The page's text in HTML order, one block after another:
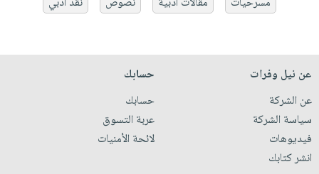
عن نيل وفرات
عن الشركة
سياسة الشركة
فيديوهات
انشر كتابك
حسابك
حسابك
عربة التسوق
لائحة الأمنيات